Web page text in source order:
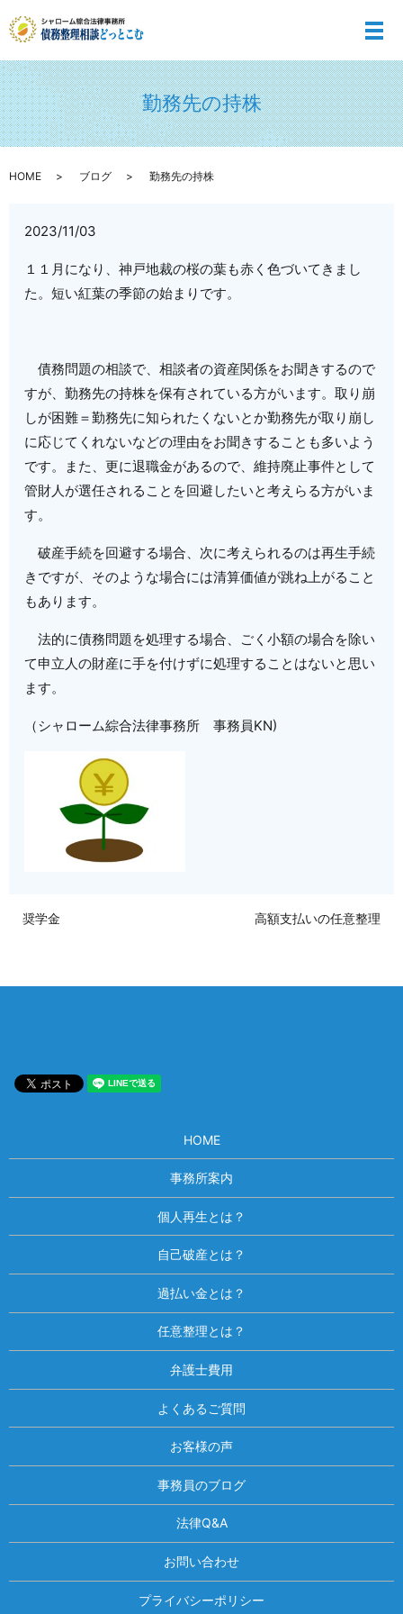
メ
勤務先の持株
HOME ブログ 勤務先の持株
2023/11/03
１１月になり、神戸地裁の桜の葉も赤く色づいてきまし
た。短い紅葉の季節の始まりです。
債務問題の相談で、相談者の資産関係をお聞きするので
すが、勤務先の持株を保有されている方がいます。取り崩
しが困難＝勤務先に知られたくないとか勤務先が取り崩し
に応じてくれないなどの理由をお聞きすることも多いよう
です。また、更に退職金があるので、維持廃止事件として
管財人が選任されることを回避したいと考えらる方がいま
す。
破産手続を回避する場合、次に考えられるのは再生手続
きですが、そのような場合には清算価値が跳ね上がること
もあります。
法的に債務問題を処理する場合、ごく小額の場合を除い
て申立人の財産に手を付けずに処理することはないと思い
ます。
（シャローム綜合法律事務所 事務員KN)
奨学金 高額支払いの任意整理
HOME
事務所案内
個人再生とは？
自己破産とは？
過払い金とは？
任意整理とは？
弁護士費用
よくあるご質問
お客様の声
事務員のブログ
法律Q&A
お問い合わせ
プライバシーポリシー